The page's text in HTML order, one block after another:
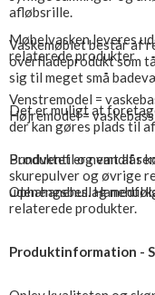
afløbsrille.
Vaskemøblet består af
overfladeprodukt som
sig til meget små
Det er muligt at
der kan gøres plads til
Produktet er nemt at
skurepulver og øvrige
uden hanehul. Hanehul
Møbelvasken leveres
relaterede produkter
Venstremodel =
Højremodel =
Bundventil og vandlås
Ophængsbeslag
relaterede produkter.
Produktinformation -